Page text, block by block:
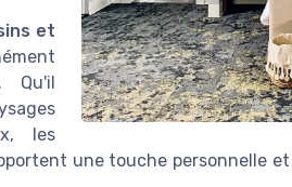
et
Qu'il
les
une touche personnelle